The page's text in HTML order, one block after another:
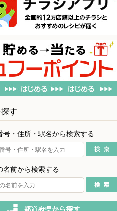
す
号・住所・駅名から検索する
名前から検索する